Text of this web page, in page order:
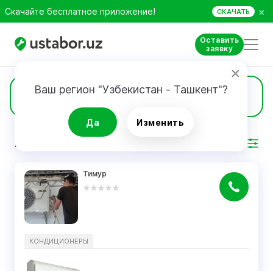
Скачайте бесплатное приложение! СКАЧАТЬ ×
Оставить
заявку
Ваш регион "Узбекистан - Ташкент"?
Да Изменить
Кондиционеры
РЕЗУЛЬТАТ
Тимур
КОНДИЦИОНЕРЫ